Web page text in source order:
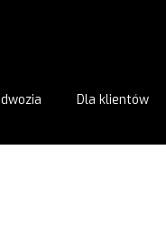
Dla klientów